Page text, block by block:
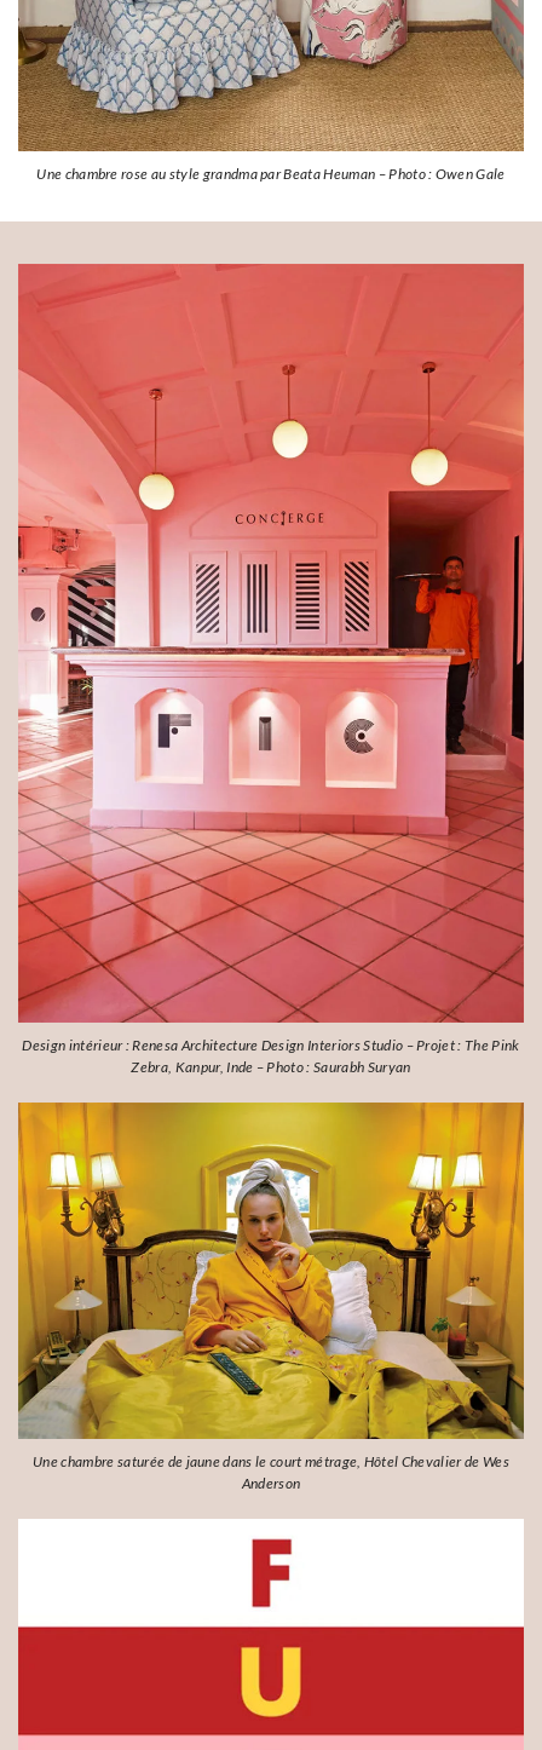
Une chambre rose au style grandma par Beata Heuman – Photo : Owen Gale
Design intérieur : Renesa Architecture Design Interiors Studio – Projet : The Pink
Zebra, Kanpur, Inde – Photo : Saurabh Suryan
Une chambre saturée de jaune dans le court métrage, Hôtel Chevalier de Wes
Anderson